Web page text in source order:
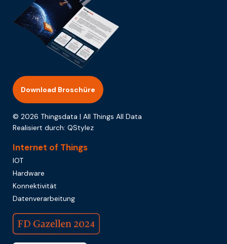
Download Broschüre
© 2026 Thingsdata | All Things All Data
Realisiert durch: QStylez
Internet of Things
IOT
Hardware
Konnektivität
Datenverarbeitung